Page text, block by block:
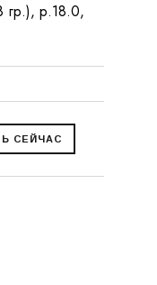
гр.), р.18.0,